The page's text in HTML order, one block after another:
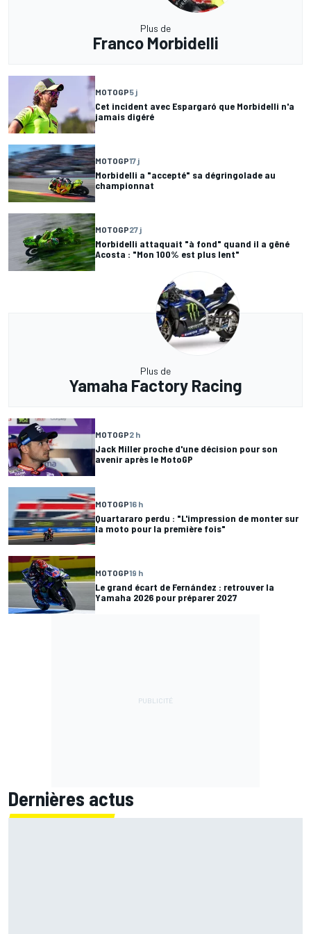
Plus de
Franco Morbidelli
MOTOGP5 j
Cet incident avec Espargaró que Morbidelli n'a
jamais digéré
MOTOGP17 j
Morbidelli a "accepté" sa dégringolade au
championnat
MOTOGP27 j
Morbidelli attaquait "à fond" quand il a gêné
Acosta : "Mon 100% est plus lent"
Plus de
Yamaha Factory Racing
MOTOGP2 h
Jack Miller proche d'une décision pour son
avenir après le MotoGP
MOTOGP16 h
Quartararo perdu : "L'impression de monter sur
la moto pour la première fois"
MOTOGP19 h
Le grand écart de Fernández : retrouver la
Yamaha 2026 pour préparer 2027
Dernières actus